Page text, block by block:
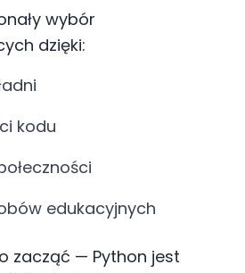
wybór
dzięki:
kodu
edukacyjnych
zacząć — Python jest